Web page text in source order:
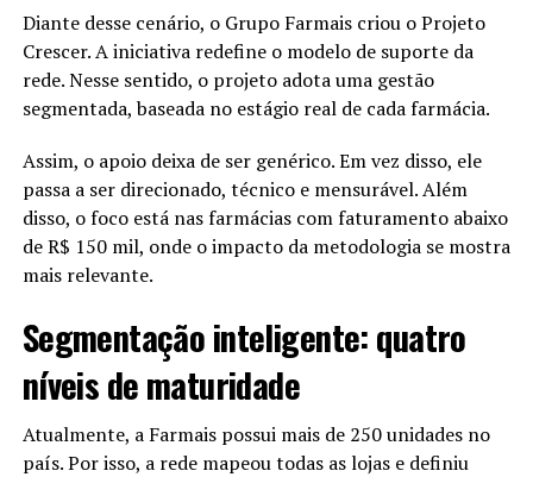
✍️ Por:Maytê Lopes
O Período Invisível de Um Professor
Pobre
Sem opções, Jack virou professor.
Seu salário era de doze dólares por mês.
Enquanto amigos prosperavam, ele observava em
silêncio.
Sentia dúvida.
Mas também sentia disciplina.
Esse período o fortaleceu por dentro.
Crescer, às vezes, acontece no escuro.
Diante desse cenário, o Grupo Farmais criou o Projeto
Crescer. A iniciativa redefine o modelo de suporte da
rede. Nesse sentido, o projeto adota uma gestão
segmentada, baseada no estágio real de cada farmácia.
Assim, o apoio deixa de ser genérico. Em vez disso, ele
passa a ser direcionado, técnico e mensurável. Além
disso, o foco está nas farmácias com faturamento abaixo
de R$ 150 mil, onde o impacto da metodologia se mostra
mais relevante.
Segmentação inteligente: quatro
níveis de maturidade
Atualmente, a Farmais possui mais de 250 unidades no
país. Por isso, a rede mapeou todas as lojas e definiu